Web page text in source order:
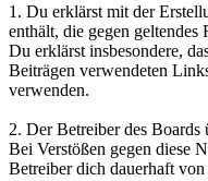
1. Du erklärst mit der
enthält, die gegen geltendes
Du erklärst insbesondere,
Beiträgen verwendeten
verwenden.
2. Der Betreiber des Boards
Bei Verstößen gegen diese
Betreiber dich dauerhaft